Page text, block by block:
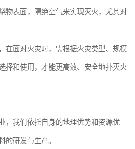
物表面，隔绝空气来实现灭火，尤其对
在面对火灾时，需根据火灾类型、规模
择和使用，才能更高效、安全地扑灭火
，我们依托自身的地理优势和资源优
的研发与生产。